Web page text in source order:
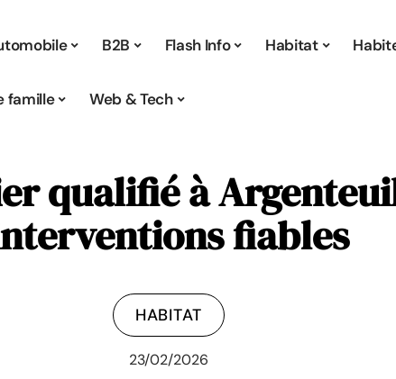
B2B Flash Info Habitat
famille Web & Tech
qualifié à
fiables
HABITAT
23/02/2026